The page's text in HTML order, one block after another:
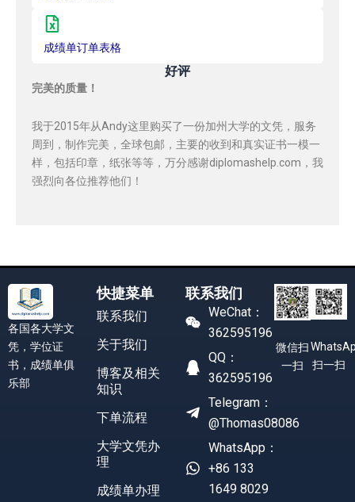
成绩单订单表格
好评
完美的质量！
我于2015年从Andy这里购买了一份加州大学的文凭，服务
周到，制作完美，全球包邮，主要的收到和真实证书一模一
样，包括印章，纸张等等，万分感谢diplomashelp.com，我
强烈向各位推荐他们！
各国各大学文
凭，学位证
书，成绩单俱
乐部
快捷菜单
联系我们
关于我们
博客及相关
知识
下单流程
大学文凭办
理
成绩单办理
联系我们
WeChat：
362595196
QQ：
362595196
Telegram：
@Thomas08086
WhatsApp：
+86 133
1649 8029
微信扫
一扫
扫一扫